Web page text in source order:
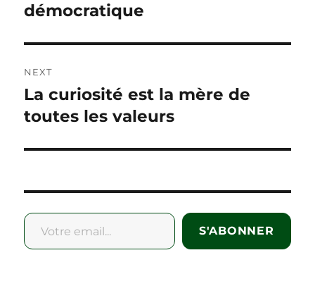
post:
démocratique
NEXT
Next
post:
La curiosité est la mère de
toutes les valeurs
Votre email...
S'ABONNER